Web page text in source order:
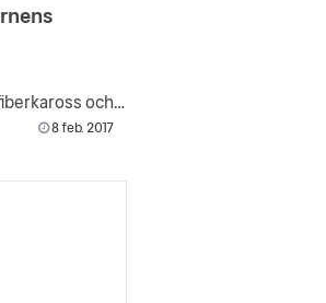
Handbyggd minibil med kolfiberkaross och handsydd läderklädsel.
8 feb. 2017